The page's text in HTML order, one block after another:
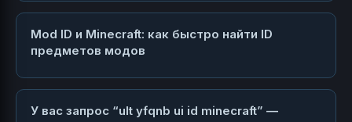
Mod ID и Minecraft: как быстро найти ID
предметов модов
У вас запрос “ult yfqnb ui id minecraft” —